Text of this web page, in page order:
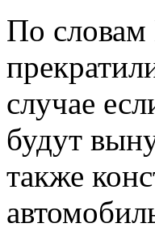
По словам
случае
будут
также